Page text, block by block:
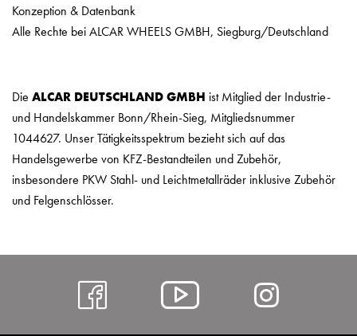
Konzeption & Datenbank
Alle Rechte bei ALCAR WHEELS GMBH, Siegburg/Deutschland
Die ALCAR DEUTSCHLAND GMBH ist Mitglied der Industrie-
und Handelskammer Bonn/Rhein-Sieg, Mitgliedsnummer
1044627. Unser Tätigkeitsspektrum bezieht sich auf das
Handelsgewerbe von KFZ-Bestandteilen und Zubehör,
insbesondere PKW Stahl- und Leichtmetallräder inklusive Zubehör
und Felgenschlösser.
https://Alcar